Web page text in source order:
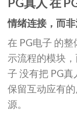
情绪连接，而
在 PG电子 的
示流程的模块
子 没有把 PG
保留互动应有
源。